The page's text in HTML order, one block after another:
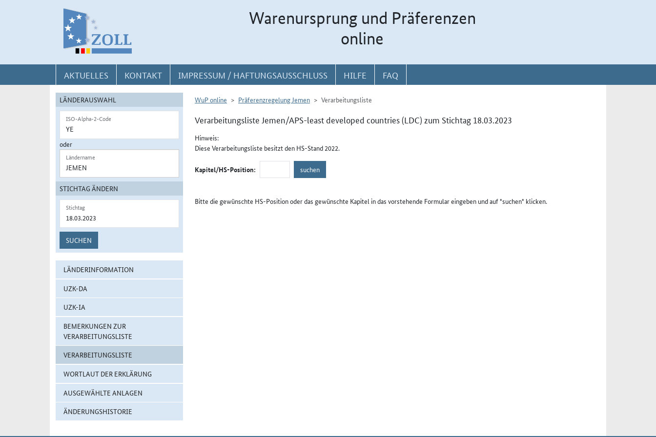
Warenursprung und Präferenzen
online
AKTUELLES KONTAKT IMPRESSUM / HAFTUNGSAUSSCHLUSS HILFE FAQ
LÄNDERAUSWAHL
ISO-Alpha-2-Code
oder
Ländername
STICHTAG ÄNDERN
Stichtag
SUCHEN
LÄNDERINFORMATION
UZK-DA
UZK-IA
BEMERKUNGEN ZUR
VERARBEITUNGSLISTE
VERARBEITUNGSLISTE
WORTLAUT DER ERKLÄRUNG
AUSGEWÄHLTE ANLAGEN
ÄNDERUNGSHISTORIE
WuP online Präferenzregelung Jemen Verarbeitungsliste
Verarbeitungsliste Jemen/APS-least developed countries (LDC) zum Stichtag 18.03.2023
Hinweis:
Diese Verarbeitungsliste besitzt den HS-Stand 2022.
Kapitel/HS-Position:
Bitte die gewünschte HS-Position oder das gewünschte Kapitel in das vorstehende Formular eingeben und auf "suchen" klicken.